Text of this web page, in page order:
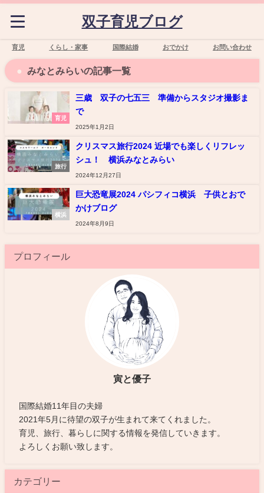
双子育児ブログ
育児 くらし・家事 国際結婚 おでかけ お問い合わせ
みなとみらいの記事一覧
育児
三歳 双子の七五三 準備からスタジオ撮影ま
で
2025年1月2日
旅行
クリスマス旅行2024 近場でも楽しくリフレッ
シュ！ 横浜みなとみらい
2024年12月27日
横浜
巨大恐竜展2024 パシフィコ横浜 子供とおで
かけブログ
2024年8月9日
プロフィール
寅と優子
国際結婚11年目の夫婦
2021年5月に待望の双子が生まれて来てくれました。
育児、旅行、暮らしに関する情報を発信していきます。
よろしくお願い致します。
カテゴリー